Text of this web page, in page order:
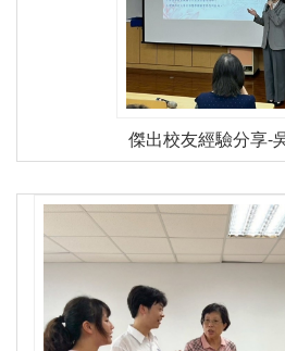
傑出校友經驗分享-